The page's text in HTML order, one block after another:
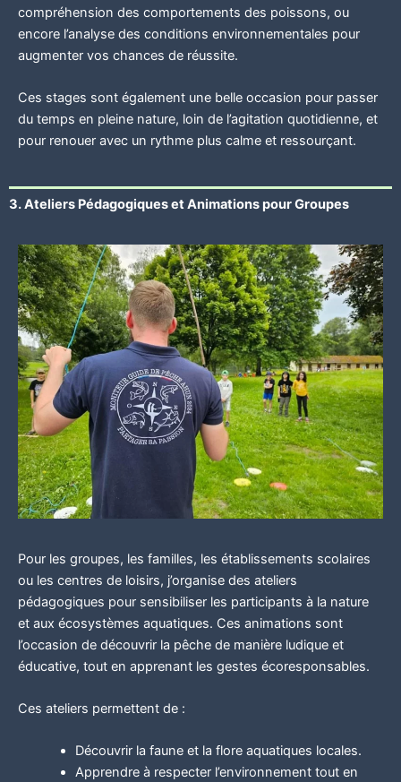
compréhension des comportements des poissons, ou
encore l’analyse des conditions environnementales pour
augmenter vos chances de réussite.
Ces stages sont également une belle occasion pour passer
du temps en pleine nature, loin de l’agitation quotidienne, et
pour renouer avec un rythme plus calme et ressourçant.
3. Ateliers Pédagogiques et Animations pour Groupes
Pour les groupes, les familles, les établissements scolaires
ou les centres de loisirs, j’organise des ateliers
pédagogiques pour sensibiliser les participants à la nature
et aux écosystèmes aquatiques. Ces animations sont
l’occasion de découvrir la pêche de manière ludique et
éducative, tout en apprenant les gestes écoresponsables.
Ces ateliers permettent de :
Découvrir la faune et la flore aquatiques locales.
Apprendre à respecter l’environnement tout en